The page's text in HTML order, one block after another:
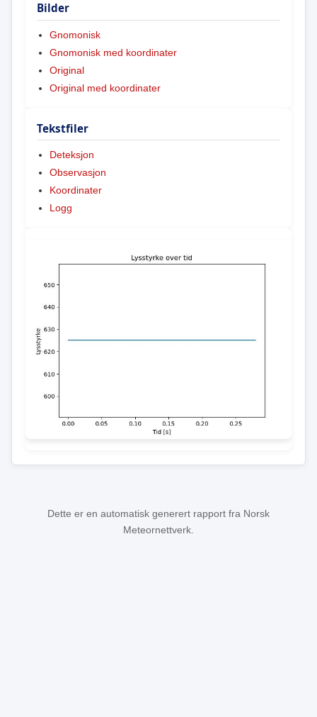
Bilder
Gnomonisk
Gnomonisk med koordinater
Original
Original med koordinater
Tekstfiler
Deteksjon
Observasjon
Koordinater
Logg
Dette er en automatisk generert rapport fra Norsk
Meteornettverk.